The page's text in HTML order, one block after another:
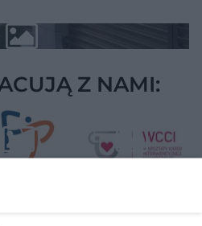
Z NAMI: